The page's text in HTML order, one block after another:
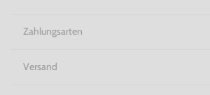
Zahlungsarten
Versand